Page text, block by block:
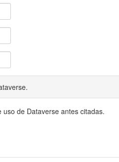
de Dataverse antes citadas.